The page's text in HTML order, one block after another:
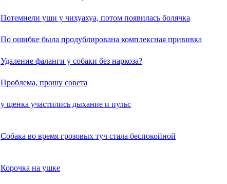
Потемнели уши у чихуахуа, потом появилась болячка
По ошибке была продублирована комплексная прививка
Удаление фаланги у собаки без наркоза?
Проблема, прошу совета
у щенка участились дыхание и пульс
Собака во время грозовых туч стала беспокойной
Корочка на ушке